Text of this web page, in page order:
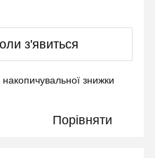
з'явиться
знижки
Порівняти